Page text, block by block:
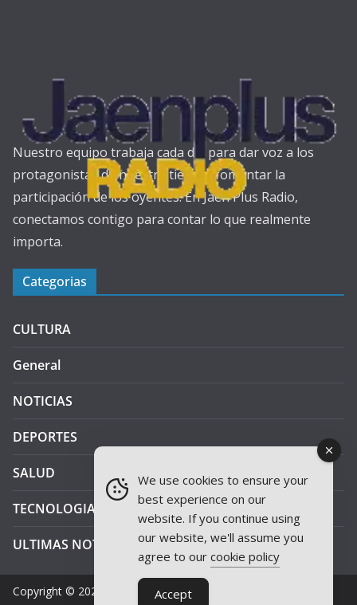
Nuestro equipo trabaja cada día para dar voz a los
protagonistas de nuestra tierra y fomentar la
participación de los oyentes. En Jaén Plus Radio,
conectamos contigo para contar lo que realmente
importa.
Categorias
CULTURA
General
NOTICIAS
DEPORTES
SALUD
TECNOLOGIA
ULTIMAS NOTICIAS
Copyright © 2026 JAEN PLUS RADIO
We use cookies to ensure your
best experience on our
website. If you continue using
our website, we'll assume you
agree to our cookie policy
Accept